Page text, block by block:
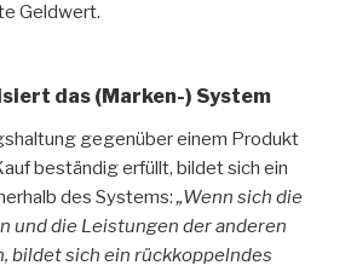
Geldwert.
das (Marken-) System
gegenüber einem Produkt
beständig erfüllt, bildet sich ein
des Systems: „Wenn sich die
und die Leistungen der anderen
bildet sich ein rückkoppelndes